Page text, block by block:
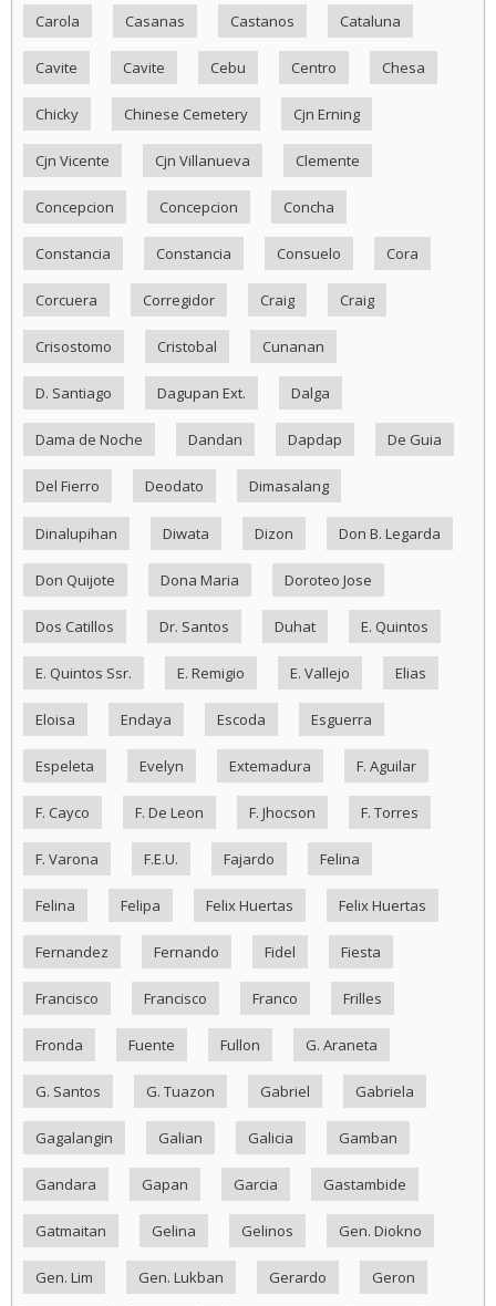
Carola Casanas Castanos Cataluna
Cavite Cavite Cebu Centro Chesa
Chicky Chinese Cemetery Cjn Erning
Cjn Vicente Cjn Villanueva Clemente
Concepcion Concepcion Concha
Constancia Constancia Consuelo Cora
Corcuera Corregidor Craig Craig
Crisostomo Cristobal Cunanan
D. Santiago Dagupan Ext. Dalga
Dama de Noche Dandan Dapdap De Guia
Del Fierro Deodato Dimasalang
Dinalupihan Diwata Dizon Don B. Legarda
Don Quijote Dona Maria Doroteo Jose
Dos Catillos Dr. Santos Duhat E. Quintos
E. Quintos Ssr. E. Remigio E. Vallejo Elias
Eloisa Endaya Escoda Esguerra
Espeleta Evelyn Extemadura F. Aguilar
F. Cayco F. De Leon F. Jhocson F. Torres
F. Varona F.E.U. Fajardo Felina
Felina Felipa Felix Huertas Felix Huertas
Fernandez Fernando Fidel Fiesta
Francisco Francisco Franco Frilles
Fronda Fuente Fullon G. Araneta
G. Santos G. Tuazon Gabriel Gabriela
Gagalangin Galian Galicia Gamban
Gandara Gapan Garcia Gastambide
Gatmaitan Gelina Gelinos Gen. Diokno
Gen. Lim Gen. Lukban Gerardo Geron